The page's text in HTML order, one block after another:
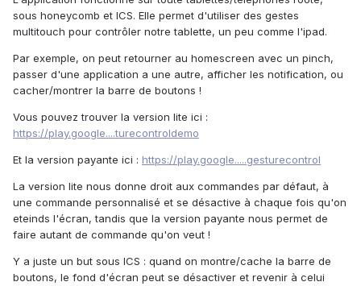
sous honeycomb et ICS. Elle permet d'utiliser des gestes
multitouch pour contrôler notre tablette, un peu comme l'ipad.
Par exemple, on peut retourner au homescreen avec un pinch,
passer d'une application a une autre, afficher les notification, ou
cacher/montrer la barre de boutons !
Vous pouvez trouver la version lite ici :
https://play.google....turecontroldemo
Et la version payante ici : https://play.google.....gesturecontrol
La version lite nous donne droit aux commandes par défaut, à
une commande personnalisé et se désactive à chaque fois qu'on
eteinds l'écran, tandis que la version payante nous permet de
faire autant de commande qu'on veut !
Y a juste un but sous ICS : quand on montre/cache la barre de
boutons, le fond d'écran peut se désactiver et revenir à celui